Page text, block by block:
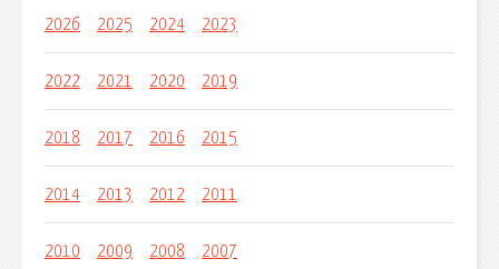
2026 2025 2024 2023
2022 2021 2020 2019
2018 2017 2016 2015
2014 2013 2012 2011
2010 2009 2008 2007